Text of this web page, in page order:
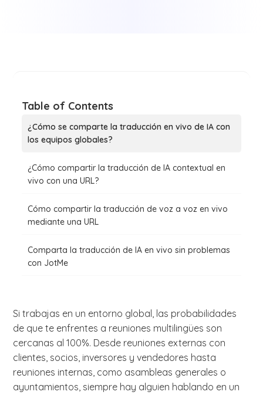
Table of Contents
¿Cómo se comparte la traducción en vivo de IA con
los equipos globales?
¿Cómo compartir la traducción de IA contextual en
vivo con una URL?
Cómo compartir la traducción de voz a voz en vivo
mediante una URL
Comparta la traducción de IA en vivo sin problemas
con JotMe
Si trabajas en un entorno global, las probabilidades
de que te enfrentes a reuniones multilingües son
cercanas al 100%. Desde reuniones externas con
clientes, socios, inversores y vendedores hasta
reuniones internas, como asambleas generales o
ayuntamientos, siempre hay alguien hablando en un